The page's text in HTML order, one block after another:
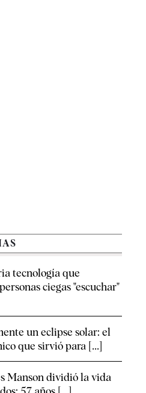
tecnología que
ciegas "escuchar"
un eclipse solar: el
que sirvió para [...]
Manson dividió la vida